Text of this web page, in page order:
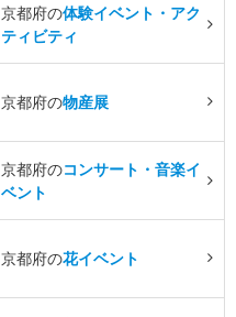
京都府の体験イベント・アク
ティビティ
京都府の物産展
京都府のコンサート・音楽イ
ベント
京都府の花イベント